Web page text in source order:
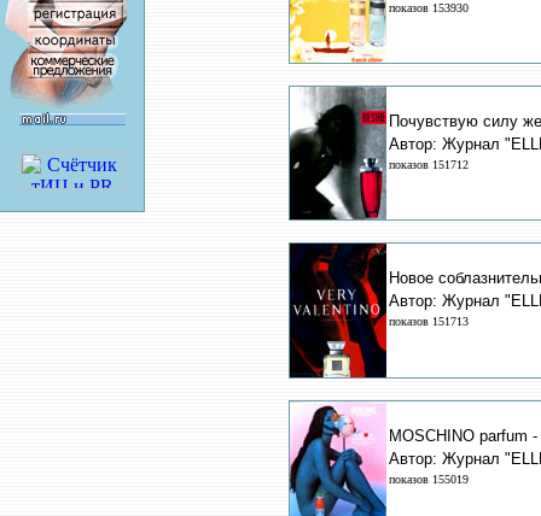
показов 153930
Почувствую силу
Автор: Журнал
показов 151712
Новое
Автор: Журнал
показов 151713
MOSCHINO parfum
Автор: Журнал
показов 155019